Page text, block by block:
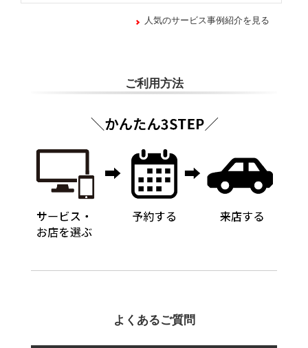
人気のサービス事例紹介を見る
ご利用方法
よくあるご質問